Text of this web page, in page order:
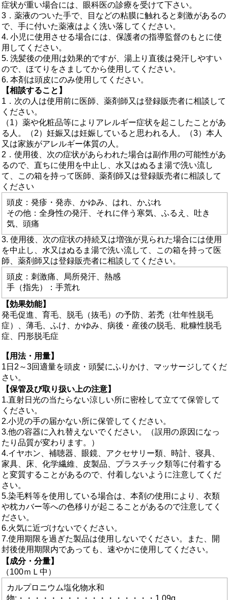
症状が重い場合には、眼科医の診療を受けて下さい。
3．薬液のついた手で、目などの粘膜に触れると刺激があるの
で、手に付いた薬液はよく洗い落してください。
4. 小児に使用させる場合には、保護者の指導監督のもとに使
用してください。
5. 洗髪後の使用は効果的ですが、湯上り直後は発汗しやすい
ので、ほてりをさましてから使用してください。
6. 本剤は頭皮にのみ使用してください。
【相談すること】
1．次の人は使用前に医師、薬剤師又は登録販売者に相談して
ください。
（1）薬や化粧品等によりアレルギー症状を起こしたことがあ
る人。（2）妊娠又は妊娠していると思われる人。（3）本人
又は家族がアレルギー体質の人。
2．使用後、次の症状があらわれた場合は副作用の可能性があ
るので、直ちに使用を中止し、水又はぬるま湯で洗い流し
て、この箱を持って医師、薬剤師又は登録販売者に相談して
ください
頭皮：発疹・発赤、かゆみ、はれ、かぶれ
その他：全身性の発汗、それに伴う寒気、ふるえ、吐き
気、頭痛
3. 使用後、次の症状の持続又は増強が見られた場合には使用
を中止し、水又はぬるま湯で洗い流して、この箱を持って医
師、薬剤師又は登録販売者に相談してください。
頭皮：刺激痛、局所発汗、熱感
手（指先）：手荒れ
【効果効能】
発毛促進、育毛、脱毛（抜毛）の予防、若禿（壮年性脱毛
症）、薄毛、ふけ、かゆみ、病後・産後の脱毛、粃糠性脱毛
症、円形脱毛症
【用法・用量】
1日2～3回適量を頭皮・頭髪にふりかけ、マッサージしてくだ
さい。
【保管及び取り扱い上の注意】
1.直射日光の当たらない涼しい所に密栓して立てて保管して
ください。
2.小児の手の届かない所に保管してください。
3.他の容器に入れ替えないでください。（誤用の原因になっ
たり品質が変わります。）
4.イヤホン、補聴器、眼鏡、アクセサリー類、時計、寝具、
家具、床、化学繊維、皮製品、プラスチック類等に付着する
と変質することがあるので、付着しないように注意してくだ
さい。
5.染毛料等を使用している場合は、本剤の使用により、衣類
や枕カバー等への色移りが起こることがあるので注意してく
ださい。
6.火気に近づけないでください。
7.使用期限を過ぎた製品は使用しないでください。また、開
封後使用期限内であっても、速やかに使用してください。
【成分・分量】
（100ｍＬ中）
カルプロニウム塩化物水和
物:・・・・・・・・・・・・・・・・・1.09g